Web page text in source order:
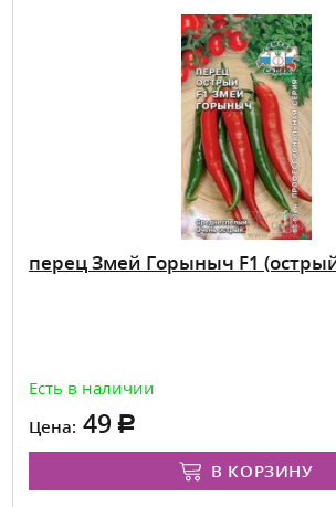
перец Змей Горыныч F1
Есть в наличии
Цена: 49
В КОРЗИНУ